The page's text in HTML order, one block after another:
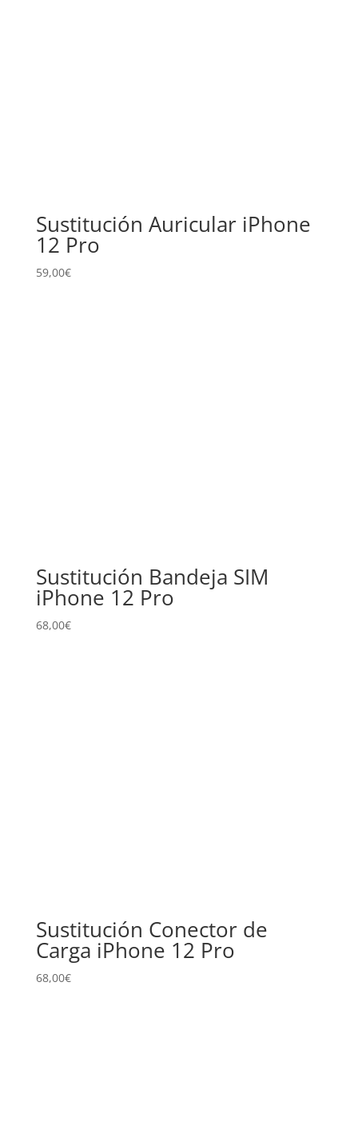
Sustitución Auricular iPhone
12 Pro
59,00€
Sustitución Bandeja SIM
iPhone 12 Pro
68,00€
Sustitución Conector de
Carga iPhone 12 Pro
68,00€